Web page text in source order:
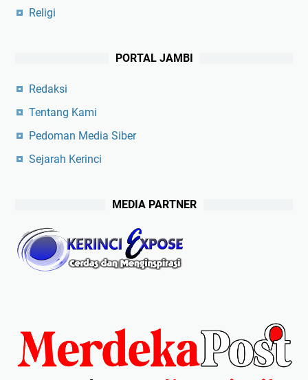
Religi
PORTAL JAMBI
Redaksi
Tentang Kami
Pedoman Media Siber
Sejarah Kerinci
MEDIA PARTNER